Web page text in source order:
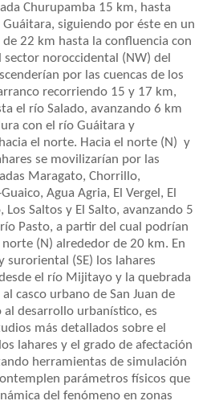
Churupamba 15 km, hasta
siguiendo por éste en un
22 km hasta la confluencia con
sector noroccidental (NW) del
por las cuencas de los
recorriendo 15 y 17 km,
el río Salado, avanzando 6 km
con el río Guáitara y
el norte. Hacia el norte (N) y
se movilizarían por las
Maragato, Chorrillo,
Agua Agria, El Vergel, El
Los Saltos y El Salto, avanzando 5
Pasto, a partir del cual podrían
(N) alrededor de 20 km. En
suroriental (SE) los lahares
el río Mijitayo y la quebrada
casco urbano de San Juan de
al desarrollo urbanístico, es
más detallados sobre el
lahares y el grado de afectación
herramientas de simulación
parámetros físicos que
del fenómeno en zonas